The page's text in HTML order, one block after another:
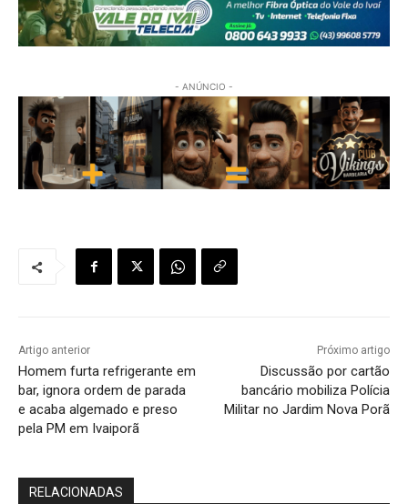
- ANÚNCIO -
Artigo anterior
Homem furta refrigerante em
bar, ignora ordem de parada
e acaba algemado e preso
pela PM em Ivaiporã
Próximo artigo
Discussão por cartão
bancário mobiliza Polícia
Militar no Jardim Nova Porã
RELACIONADAS